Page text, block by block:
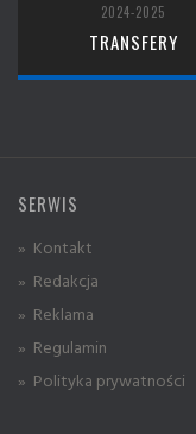
2024-2025
TRANSFERY
SERWIS
» Kontakt
» Redakcja
» Reklama
» Regulamin
» Polityka prywatności